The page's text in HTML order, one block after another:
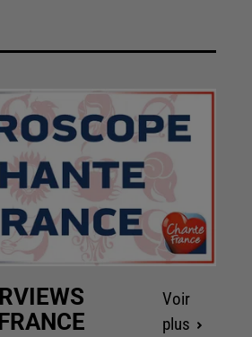
Voir
plus